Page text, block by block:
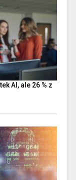
AI, ale 26 % z